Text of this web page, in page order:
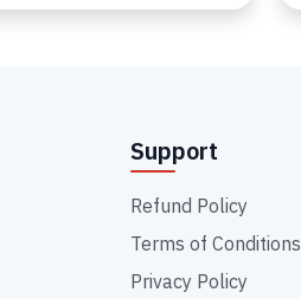
Support
Refund Policy
Terms of Conditions
Privacy Policy